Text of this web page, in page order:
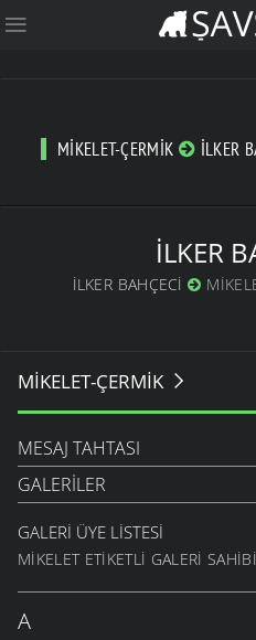
MIKELET-ÇERMIK İLKER
İLKER
İLKER BAHÇECI
MIKELET-ÇERMIK
MESAJ TAHTASI
GALERILER
GALERI ÜYE LISTESI
MIKELET ETIKETLI GALERI
A